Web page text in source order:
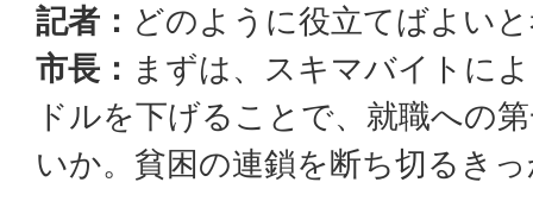
記者： どのように役立てばよい
市長： まずは、スキマバイトに
ドルを下げることで、就職への
いか。貧困の連鎖を断ち切るき